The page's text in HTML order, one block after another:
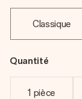
Classique
Quantité
1 pièce